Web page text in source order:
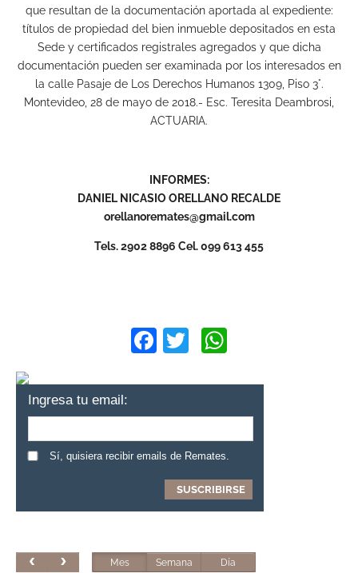
que resultan de la documentación aportada al expediente:
títulos de propiedad del bien inmueble depositados en esta
Sede y certificados registrales agregados y que dicha
documentación pueden ser examinada por los interesados en
la calle Pasaje de Los Derechos Humanos 1309, Piso 3°.
Montevideo, 28 de mayo de 2018.- Esc. Teresita Deambrosi,
ACTUARIA.
INFORMES:
DANIEL NICASIO ORELLANO RECALDE
orellanoremates@gmail.com
Tels. 2902 8896 Cel. 099 613 455
Facebook
Twitter
Ingresa tu email:
Sí, quisiera recibir emails de Remates.
Mes Semana Día